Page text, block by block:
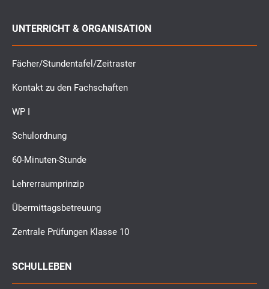
UNTERRICHT & ORGANISATION
Fächer/Stundentafel/Zeitraster
Kontakt zu den Fachschaften
WP I
Schulordnung
60-Minuten-Stunde
Lehrerraumprinzip
Übermittagsbetreuung
Zentrale Prüfungen Klasse 10
SCHULLEBEN